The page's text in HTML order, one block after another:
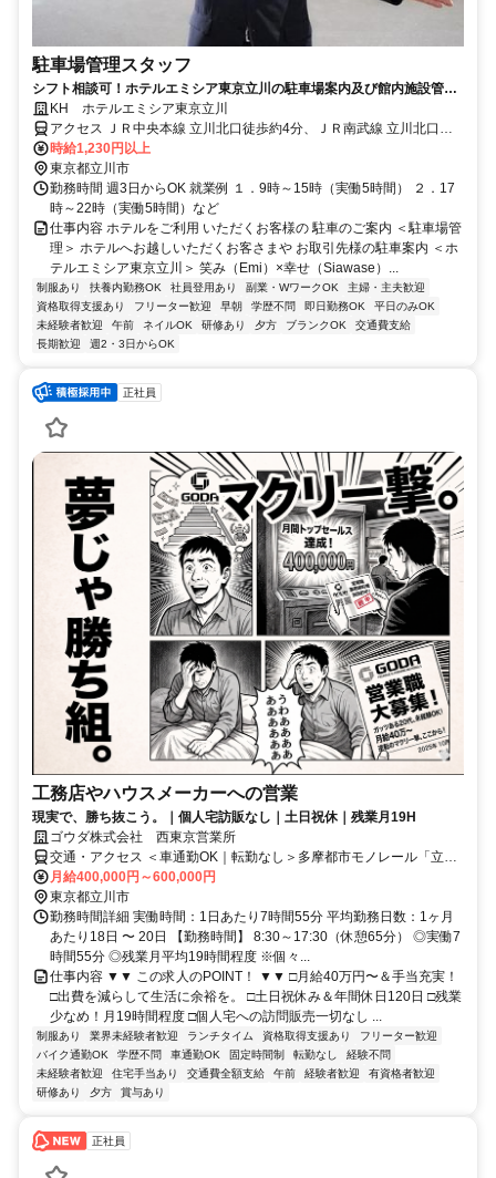
駐車場管理スタッフ
シフト相談可！ホテルエミシア東京立川の駐車場案内及び館内施設管理
の求人KH ホテルエミシア東京立川
アクセス ＪＲ中央本線 立川北口徒歩約4分、ＪＲ南武線 立川北口徒
歩約4分 JR中央線「立川駅」より徒歩4分
時給1,230円以上
東京都立川市
勤務時間 週3日からOK 就業例 １．9時～15時（実働5時間） ２．17
時～22時（実働5時間）など
仕事内容 ホテルをご利用 いただくお客様の 駐車のご案内 ＜駐車場管
理＞ ホテルへお越しいただくお客さまや お取引先様の駐車案内 ＜ホ
テルエミシア東京立川＞ 笑み（Emi）×幸せ（Siawase）...
制服あり 扶養内勤務OK 社員登用あり 副業・WワークOK
主婦・主夫歓迎
資格取得支援あり
フリーター歓迎 早朝 学歴不問 即日勤務OK
平日のみOK
未経験者歓迎
午前 ネイルOK 研修あり 夕方 ブランクOK
交通費支給
長期歓迎
週2・3日からOK
正社員
工務店やハウスメーカーへの営業
現実で、勝ち抜こう。｜個人宅訪販なし｜土日祝休｜残業月19H
ゴウダ株式会社 西東京営業所
交通・アクセス ＜車通勤OK｜転勤なし＞多摩都市モノレール「立飛
駅」徒歩7分｜JR「立川駅」より車7分｜西武線「玉川上水駅」より
車8分
月給400,000円～600,000円
東京都立川市
勤務時間詳細 実働時間：1日あたり7時間55分 平均勤務日数：1ヶ月
あたり18日 〜 20日 【勤務時間】 8:30～17:30（休憩65分） ◎実働7
時間55分 ◎残業月平均19時間程度 ※個々...
仕事内容 ▼▼ この求人のPOINT！ ▼▼ □月給40万円〜＆手当充実！
□出費を減らして生活に余裕を。 □土日祝休み＆年間休日120日 □残業
少なめ！月19時間程度 □個人宅への訪問販売一切なし ...
制服あり 業界未経験者歓迎 ランチタイム 資格取得支援あり
フリーター歓迎
バイク通勤OK
学歴不問 車通勤OK 固定時間制 転勤なし
経験不問
未経験者歓迎
住宅手当あり 交通費全額支給 午前 経験者歓迎
有資格者歓迎
研修あり
夕方 賞与あり
正社員